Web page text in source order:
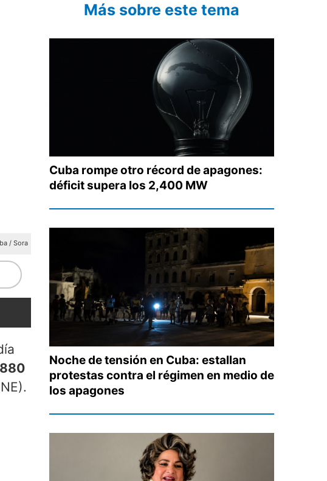
/ Sora
Más sobre este tema
Cuba rompe otro récord de apagones:
déficit supera los 2,400 MW
Noche de tensión en Cuba: estallan
protestas contra el régimen en medio de
los apagones